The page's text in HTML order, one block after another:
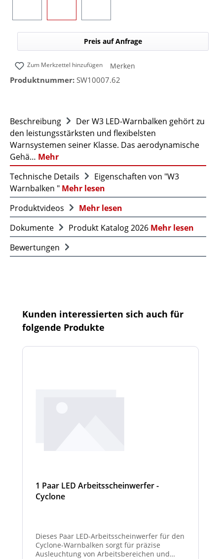
Preis auf Anfrage
Zum Merkzettel hinzufügen Merken
Produktnummer: SW10007.62
Beschreibung
Der W3 LED-Warnbalken gehört zu
den leistungsstärksten und flexibelsten
Warnsystemen seiner Klasse. Das aerodynamische
Gehä… Mehr
Technische Details
Eigenschaften von "W3
Warnbalken " Mehr lesen
Produktvideos
Mehr lesen
Dokumente
Produkt Katalog 2026 Mehr lesen
Bewertungen
Produktgalerie überspringen
Kunden interessierten sich auch für
folgende Produkte
1 Paar LED Arbeitsscheinwerfer -
Cyclone
Dieses Paar LED-Arbeitsscheinwerfer für den
Cyclone-Warnbalken sorgt für präzise
Ausleuchtung von Arbeitsbereichen und